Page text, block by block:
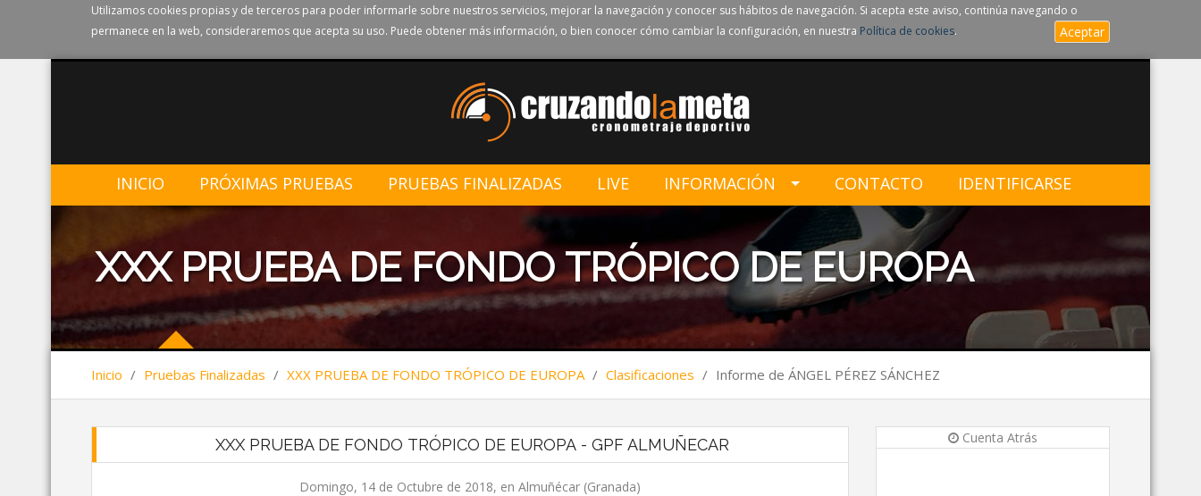
Utilizamos cookies propias y de terceros para poder informarle sobre nuestros servicios, mejorar la navegación y conocer sus hábitos de navegación. Si acepta este aviso, continúa navegando o
permanece en la web, consideraremos que acepta su uso. Puede obtener más información, o bien conocer cómo cambiar la configuración, en nuestra Política de cookies. Aceptar
INICIO PRÓXIMAS PRUEBAS PRUEBAS FINALIZADAS LIVE INFORMACIÓN CONTACTO IDENTIFICARSE
XXX PRUEBA DE FONDO TRÓPICO DE EUROPA
Inicio / Pruebas Finalizadas / XXX PRUEBA DE FONDO TRÓPICO DE EUROPA / Clasificaciones / Informe de ÁNGEL PÉREZ SÁNCHEZ
XXX PRUEBA DE FONDO TRÓPICO DE EUROPA - GPF ALMUÑECAR
Domingo, 14 de Octubre de 2018, en Almuñécar (Granada)
Cuenta Atrás